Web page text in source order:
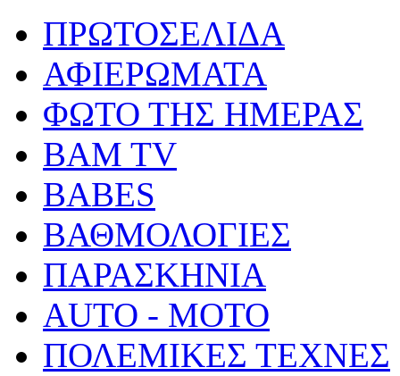
ΠΡΩΤΟΣΕΛΙΔΑ
ΑΦΙΕΡΩΜΑΤΑ
ΦΩΤΟ ΤΗΣ ΗΜΕΡΑΣ
BAM TV
BABES
ΒΑΘΜΟΛΟΓΙΕΣ
ΠΑΡΑΣΚΗΝΙΑ
AUTO - MOTO
ΠΟΛΕΜΙΚΕΣ ΤΕΧΝΕΣ